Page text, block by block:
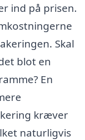
ind på prisen.
Skal
blot en
En
kræver
naturligvis